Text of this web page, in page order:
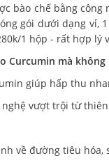
bào chế bằng
gói dưới dạng vỉ,
1 hộp - rất hợp
Curcumin mà
giúp hấp thu
vượt trội từ
về đường tiêu